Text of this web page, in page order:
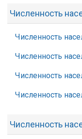
Численность
Численность
Численность
Численность
Численность
Численность